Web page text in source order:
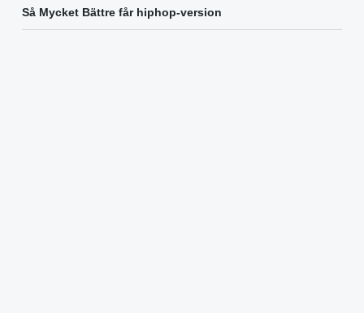
Så Mycket Bättre får hiphop-version